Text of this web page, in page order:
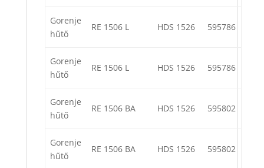
Gorenje
hűtő
RE 1506 L HDS 1526 595786
Gorenje
hűtő
RE 1506 L HDS 1526 595786
Gorenje
hűtő
RE 1506 BA HDS 1526 595802
Gorenje
hűtő
RE 1506 BA HDS 1526 595802